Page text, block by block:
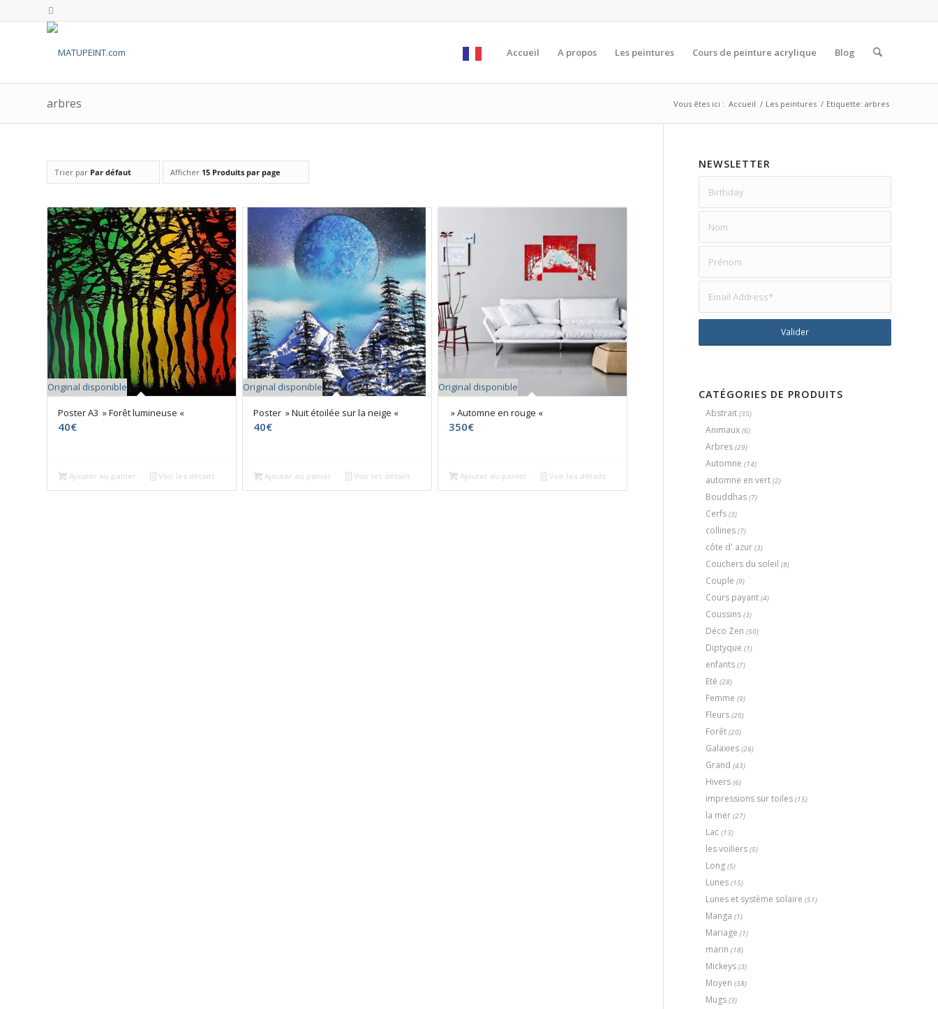
Accueil A propos Les peintures Cours de peinture acrylique Blog
arbres Vous êtes ici : Accueil / Les peintures / Etiquette: arbres
Trier par Par défaut Afficher 15 Produits par page
Original disponible
Poster A3 » Forêt lumineuse «
40€
Ajouter au panier Voir les détails
Original disponible
Poster » Nuit étoilée sur la neige «
40€
Ajouter au panier Voir les détails
Original disponible
» Automne en rouge «
350€
Ajouter au panier Voir les détails
NEWSLETTER
CATÉGORIES DE PRODUITS
Abstrait (35)
Animaux (6)
Arbres (29)
Automne (14)
automne en vert (2)
Bouddhas (7)
Cerfs (3)
collines (7)
côte d' azur (3)
Couchers du soleil (8)
Couple (9)
Cours payant (4)
Coussins (3)
Déco Zen (50)
Diptyque (1)
enfants (7)
Eté (28)
Femme (9)
Fleurs (20)
Forêt (20)
Galaxies (26)
Grand (43)
Hivers (6)
impressions sur toiles (15)
la mer (27)
Lac (13)
les voiliers (5)
Long (5)
Lunes (15)
Lunes et système solaire (51)
Manga (1)
Mariage (1)
marin (18)
Mickeys (3)
Moyen (38)
Mugs (3)